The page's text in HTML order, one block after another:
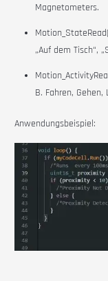
Magnetometers.
„Auf dem Tisch“,
B. Fahren, Gehen,
Anwendungsbeispiel: